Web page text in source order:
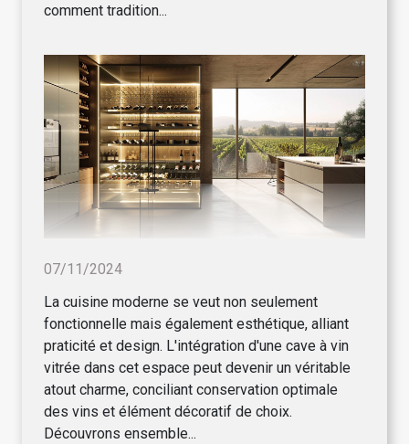
comment tradition...
07/11/2024
La cuisine moderne se veut non seulement
fonctionnelle mais également esthétique, alliant
praticité et design. L'intégration d'une cave à vin
vitrée dans cet espace peut devenir un véritable
atout charme, conciliant conservation optimale
des vins et élément décoratif de choix.
Découvrons ensemble...